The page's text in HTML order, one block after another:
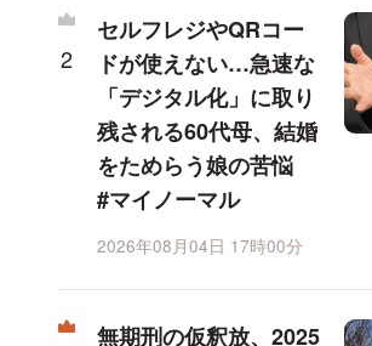
セルフレジやQRコー
ドが使えない…急速な
「デジタル化」に取り
残される60代母、結婚
をためらう娘の苦悩
#マイノーマル
2026年08月04日 17時00分
無期刑の仮釈放、2025